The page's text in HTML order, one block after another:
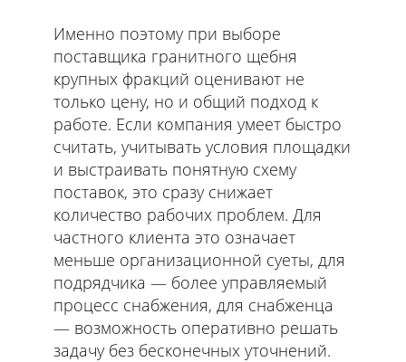
Именно поэтому при выборе
поставщика гранитного щебня
крупных фракций оценивают не
только цену, но и общий подход к
работе. Если компания умеет быстро
считать, учитывать условия площадки
и выстраивать понятную схему
поставок, это сразу снижает
количество рабочих проблем. Для
частного клиента это означает
меньше организационной суеты, для
подрядчика — более управляемый
процесс снабжения, для снабженца
— возможность оперативно решать
задачу без бесконечных уточнений.